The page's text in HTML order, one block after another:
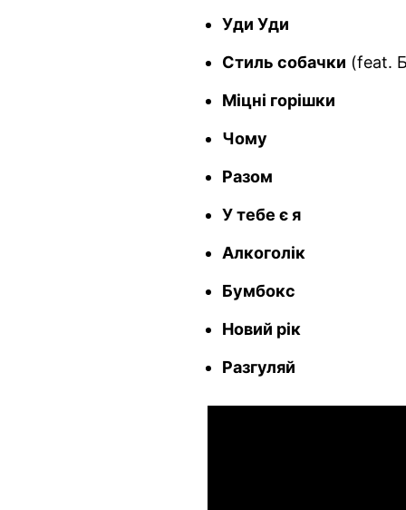
Уди Уди
Стиль собачки (feat.
Міцні горішки
Чому
Разом
У тебе є я
Алкоголік
Бумбокс
Новий рік
Разгуляй